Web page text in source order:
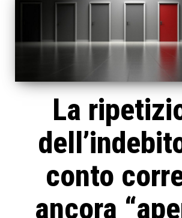
La
conto
ancora